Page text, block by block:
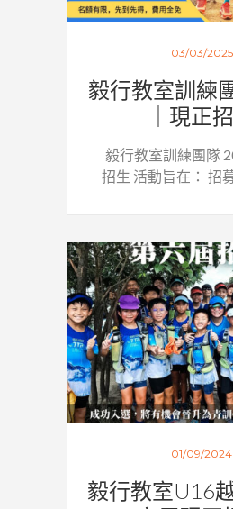
03/03/2025
毅行教室訓練
｜現正
毅行教室訓練團隊
招生 活動旨在： 招
01/09/2024
毅行教室U16